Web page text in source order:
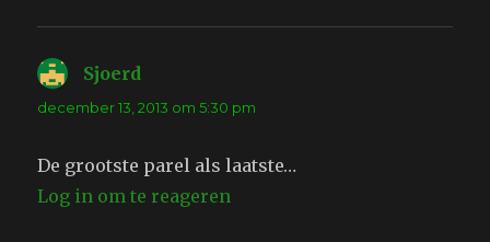
Sjoerd
december 13, 2013 om 5:30 pm
De grootste parel als laatste…
Log in om te reageren